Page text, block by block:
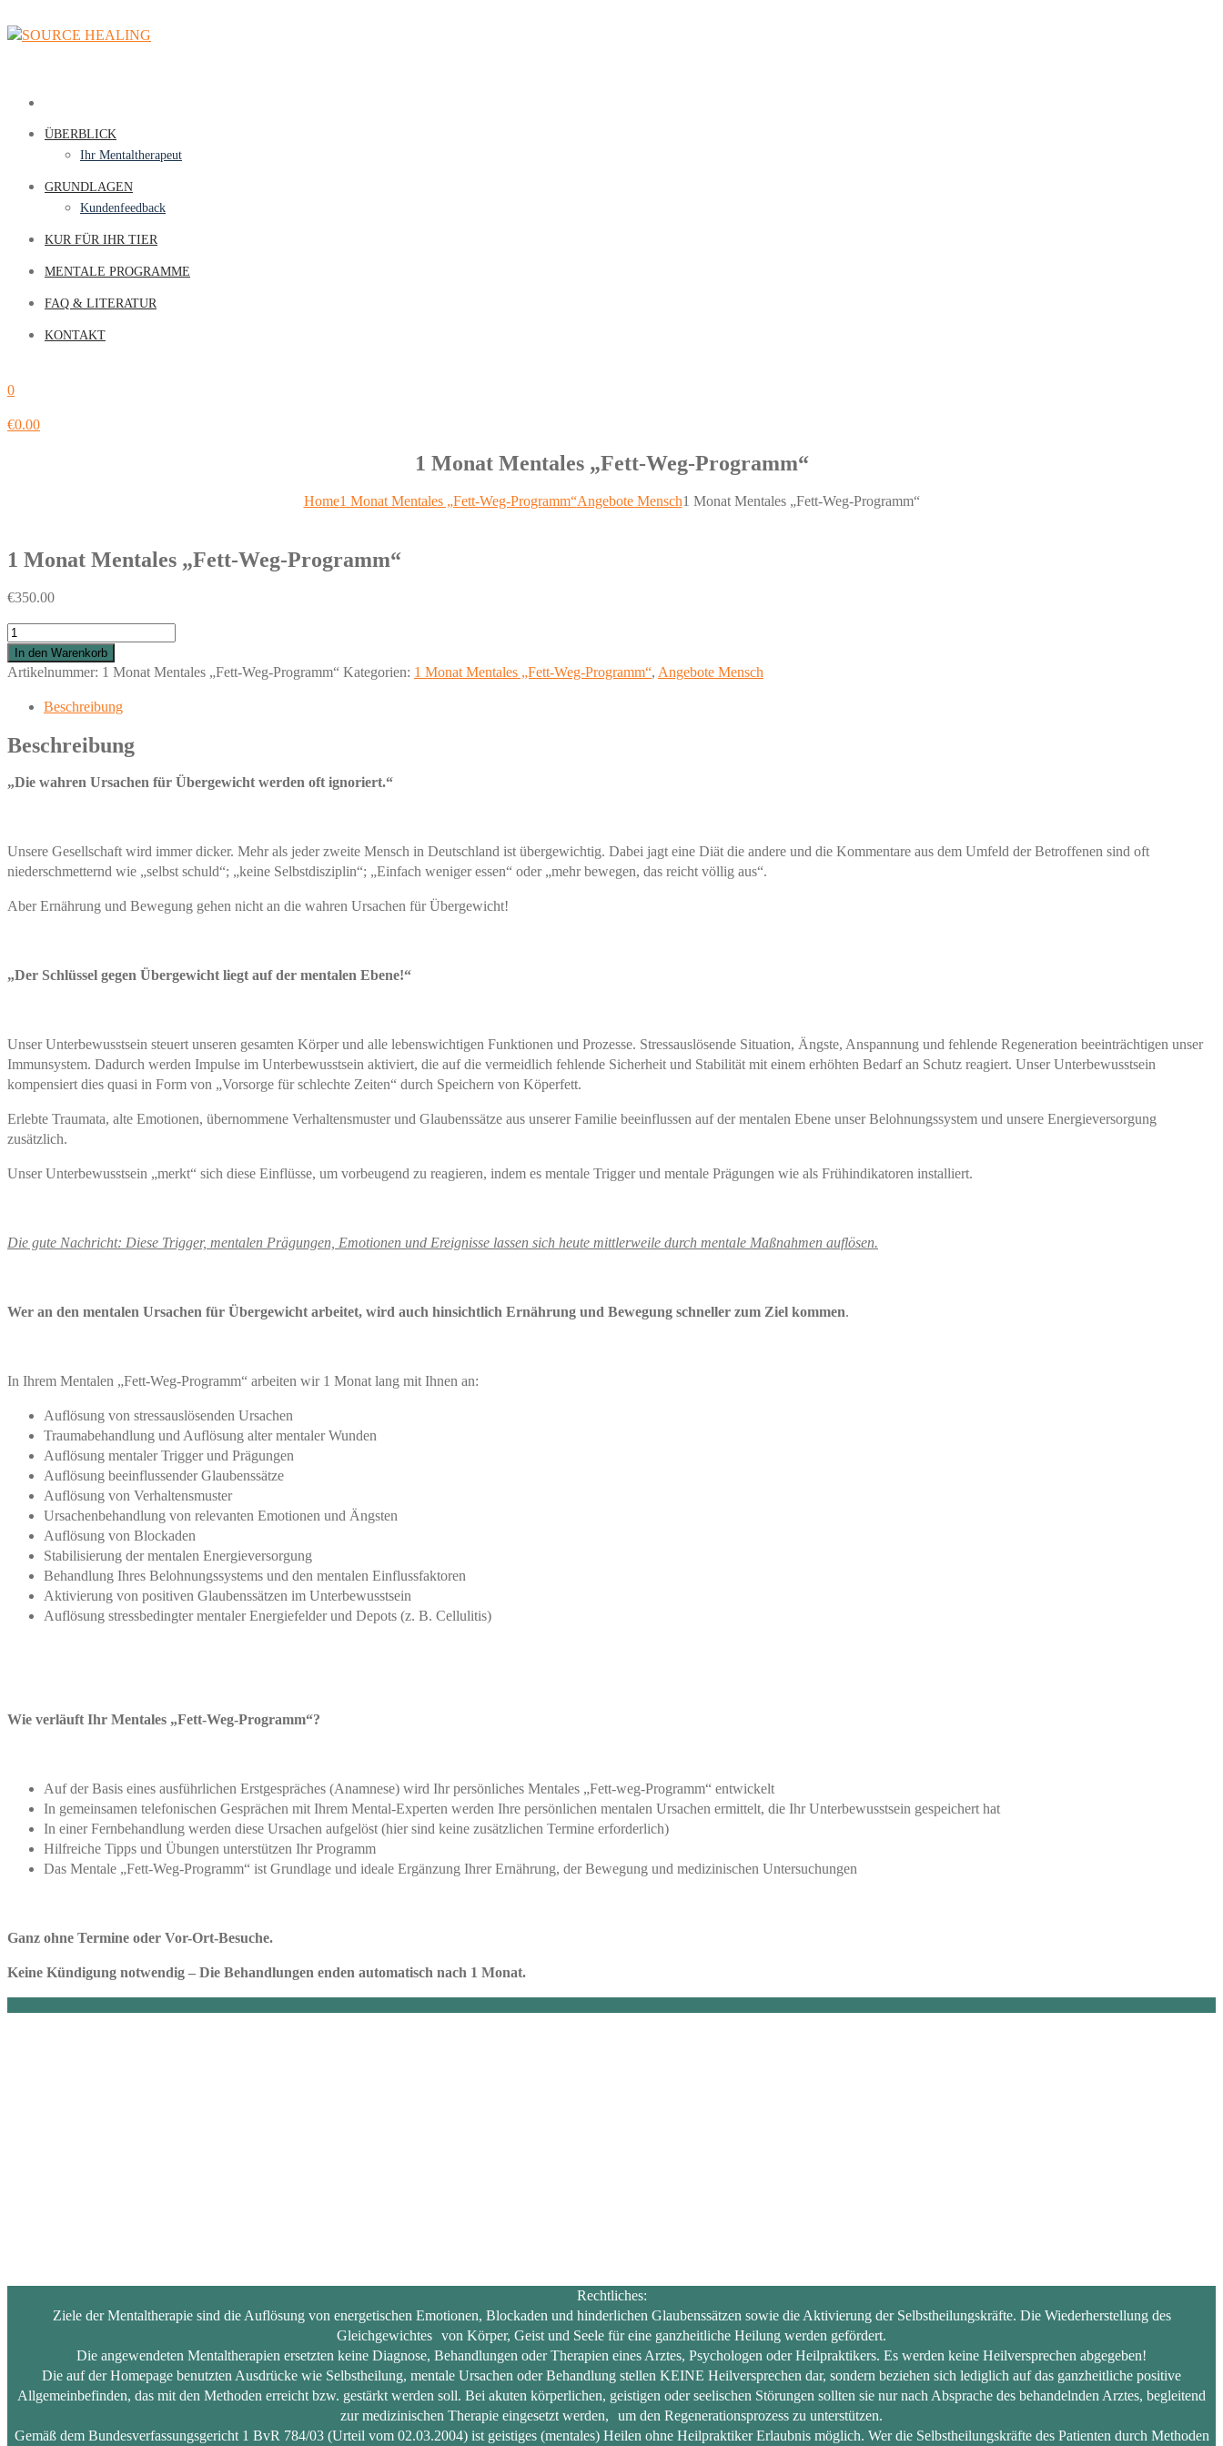
ÜBERBLICK
Ihr Mentaltherapeut
GRUNDLAGEN
Kundenfeedback
KUR FÜR IHR TIER
MENTALE PROGRAMME
FAQ & LITERATUR
KONTAKT
0
€0.00
1 Monat Mentales „Fett-Weg-Programm“
Home1 Monat Mentales „Fett-Weg-Programm“Angebote Mensch1 Monat Mentales „Fett-Weg-Programm“
1 Monat Mentales „Fett-Weg-Programm“
€350.00
1
Monat
Mentales
Weg-
Menge
In den Warenkorb
Artikelnummer: 1 Monat Mentales „Fett-Weg-Programm“ Kategorien: 1 Monat Mentales „Fett-Weg-Programm“, Angebote Mensch
Beschreibung
Beschreibung
„Die wahren Ursachen für Übergewicht werden oft ignoriert.“
Unsere Gesellschaft wird immer dicker. Mehr als jeder zweite Mensch in Deutschland ist übergewichtig. Dabei jagt eine Diät die andere und die Kommentare aus dem Umfeld der Betroffenen sind oft
niederschmetternd wie „selbst schuld“; „keine Selbstdisziplin“; „Einfach weniger essen“ oder „mehr bewegen, das reicht völlig aus“.
Aber Ernährung und Bewegung gehen nicht an die wahren Ursachen für Übergewicht!
„Der Schlüssel gegen Übergewicht liegt auf der mentalen Ebene!“
Unser Unterbewusstsein steuert unseren gesamten Körper und alle lebenswichtigen Funktionen und Prozesse. Stressauslösende Situation, Ängste, Anspannung und fehlende Regeneration beeinträchtigen unser
Immunsystem. Dadurch werden Impulse im Unterbewusstsein aktiviert, die auf die vermeidlich fehlende Sicherheit und Stabilität mit einem erhöhten Bedarf an Schutz reagiert. Unser Unterbewusstsein
kompensiert dies quasi in Form von „Vorsorge für schlechte Zeiten“ durch Speichern von Köperfett.
Erlebte Traumata, alte Emotionen, übernommene Verhaltensmuster und Glaubenssätze aus unserer Familie beeinflussen auf der mentalen Ebene unser Belohnungssystem und unsere Energieversorgung
zusätzlich.
Unser Unterbewusstsein „merkt“ sich diese Einflüsse, um vorbeugend zu reagieren, indem es mentale Trigger und mentale Prägungen wie als Frühindikatoren installiert.
Die gute Nachricht: Diese Trigger, mentalen Prägungen, Emotionen und Ereignisse lassen sich heute mittlerweile durch mentale Maßnahmen auflösen.
Wer an den mentalen Ursachen für Übergewicht arbeitet, wird auch hinsichtlich Ernährung und Bewegung schneller zum Ziel kommen.
In Ihrem Mentalen „Fett-Weg-Programm“ arbeiten wir 1 Monat lang mit Ihnen an:
Auflösung von stressauslösenden Ursachen
Traumabehandlung und Auflösung alter mentaler Wunden
Auflösung mentaler Trigger und Prägungen
Auflösung beeinflussender Glaubenssätze
Auflösung von Verhaltensmuster
Ursachenbehandlung von relevanten Emotionen und Ängsten
Auflösung von Blockaden
Stabilisierung der mentalen Energieversorgung
Behandlung Ihres Belohnungssystems und den mentalen Einflussfaktoren
Aktivierung von positiven Glaubenssätzen im Unterbewusstsein
Auflösung stressbedingter mentaler Energiefelder und Depots (z. B. Cellulitis)
Wie verläuft Ihr Mentales „Fett-Weg-Programm“?
Auf der Basis eines ausführlichen Erstgespräches (Anamnese) wird Ihr persönliches Mentales „Fett-weg-Programm“ entwickelt
In gemeinsamen telefonischen Gesprächen mit Ihrem Mental-Experten werden Ihre persönlichen mentalen Ursachen ermittelt, die Ihr Unterbewusstsein gespeichert hat
In einer Fernbehandlung werden diese Ursachen aufgelöst (hier sind keine zusätzlichen Termine erforderlich)
Hilfreiche Tipps und Übungen unterstützen Ihr Programm
Das Mentale „Fett-Weg-Programm“ ist Grundlage und ideale Ergänzung Ihrer Ernährung, der Bewegung und medizinischen Untersuchungen
Ganz ohne Termine oder Vor-Ort-Besuche.
Keine Kündigung notwendig – Die Behandlungen enden automatisch nach 1 Monat.
Rechtliches:
Ziele der Mentaltherapie sind die Auflösung von energetischen Emotionen, Blockaden und hinderlichen Glaubenssätzen sowie die Aktivierung der Selbstheilungskräfte. Die Wiederherstellung des
Gleichgewichtes von Körper, Geist und Seele für eine ganzheitliche Heilung werden gefördert.
Die angewendeten Mentaltherapien ersetzten keine Diagnose, Behandlungen oder Therapien eines Arztes, Psychologen oder Heilpraktikers. Es werden keine Heilversprechen abgegeben!
Die auf der Homepage benutzten Ausdrücke wie Selbstheilung, mentale Ursachen oder Behandlung stellen KEINE Heilversprechen dar, sondern beziehen sich lediglich auf das ganzheitliche positive
Allgemeinbefinden, das mit den Methoden erreicht bzw. gestärkt werden soll. Bei akuten körperlichen, geistigen oder seelischen Störungen sollten sie nur nach Absprache des behandelnden Arztes, begleitend
zur medizinischen Therapie eingesetzt werden, um den Regenerationsprozess zu unterstützen.
Gemäß dem Bundesverfassungsgericht 1 BvR 784/03 (Urteil vom 02.03.2004) ist geistiges (mentales) Heilen ohne Heilpraktiker Erlaubnis möglich. Wer die Selbstheilungskräfte des Patienten durch Methoden